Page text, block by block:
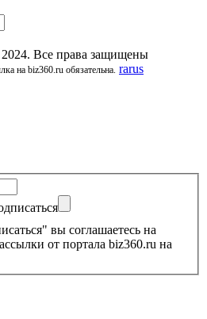
Все права защищены
на biz360.ru обязательна. rarus
вы соглашаетесь на
от портала biz360.ru на